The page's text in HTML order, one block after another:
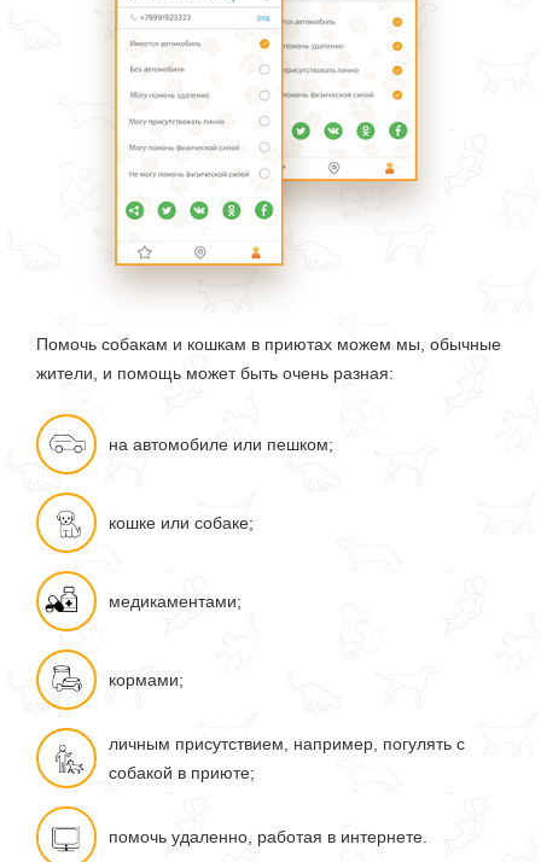
Помочь собакам и кошкам в приютах можем мы, обычные
жители, и помощь может быть очень разная:
на автомобиле или пешком;
кошке или собаке;
медикаментами;
кормами;
личным присутствием, например, погулять с
собакой в приюте;
помочь удаленно, работая в интернете.